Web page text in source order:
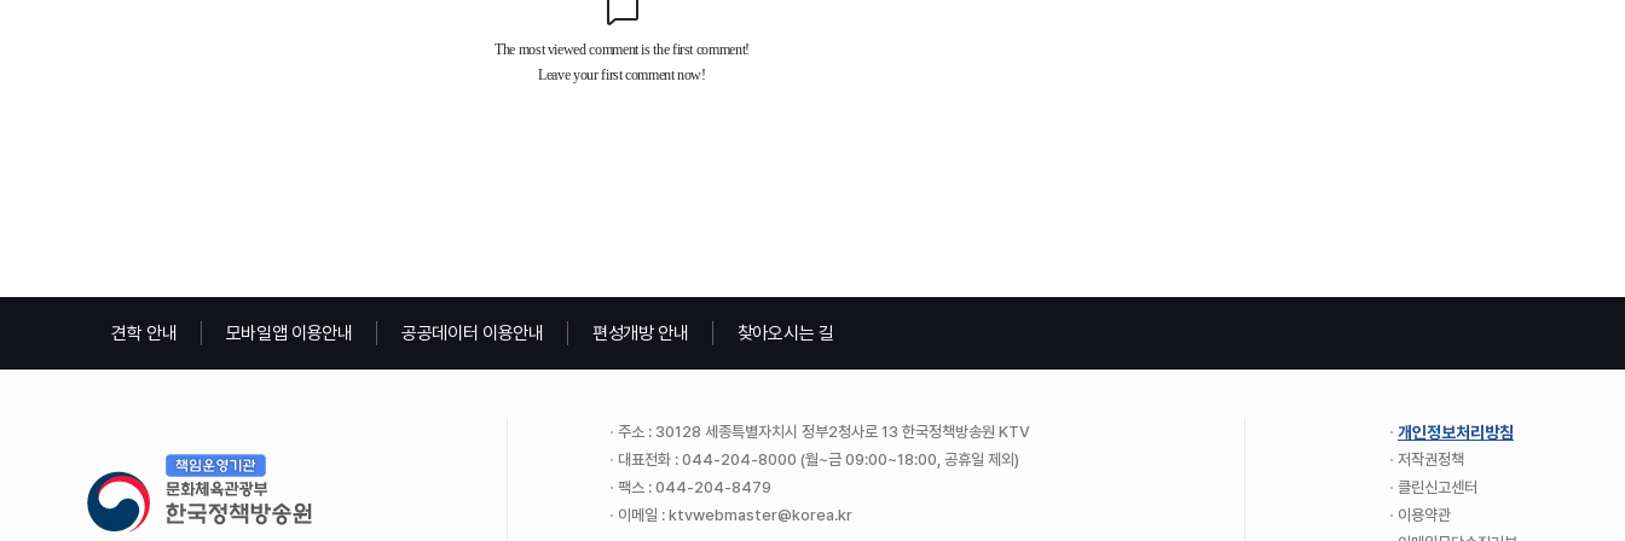
견학 안내 모바일앱 이용안내 공공데이터 이용안내 편성개방 안내 찾아오시는 길
주소 : 30128 세종특별자치시 정부2청사로 13 한국정책방송원 KTV
대표전화 : 044-204-8000 (월~금 09:00~18:00, 공휴일 제외)
팩스 : 044-204-8479
이메일 : ktvwebmaster@korea.kr
개인정보처리방침
저작권정책
클린신고센터
이용약관